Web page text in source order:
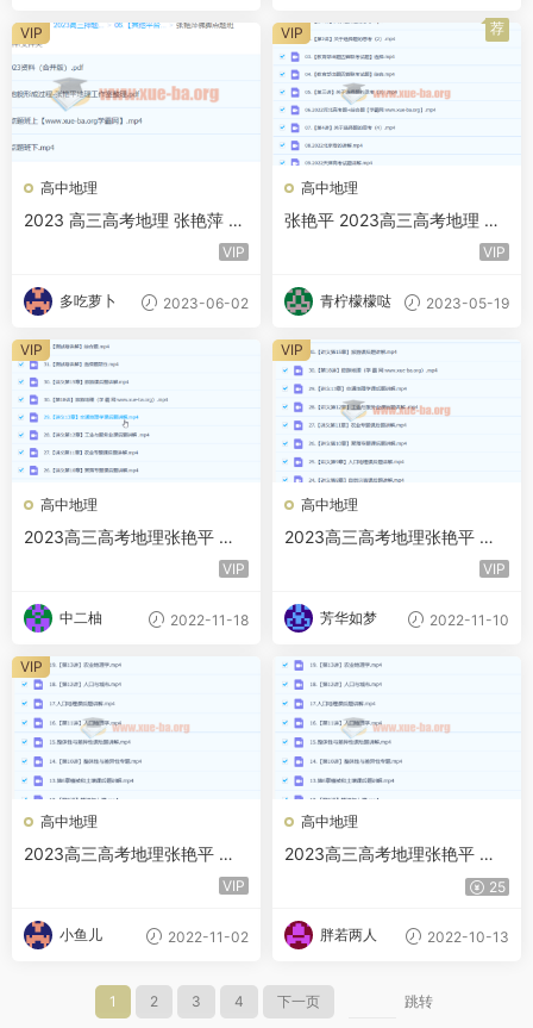
高中地理
2023 高三高考地理 张艳萍 佛
VIP
多吃萝卜 2023-06-02
VIP
高中地理
张艳平 2023高三高考地理 二
VIP
青柠檬檬哒 2023-05-19
VIP 荐
高中地理
2023高三高考地理张艳平 一
VIP
中二柚 2022-11-18
VIP
高中地理
2023高三高考地理张艳平 一
VIP
芳华如梦 2022-11-10
VIP
高中地理
2023高三高考地理张艳平 一
VIP
小鱼儿 2022-11-02
VIP
高中地理
2023高三高考地理张艳平 一
25
胖若两人 2022-10-13
1 2 3 4 下一页 跳转